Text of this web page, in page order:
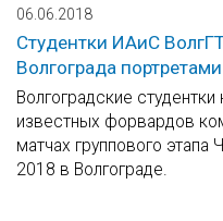
06.06.2018
Студентки ИАиС
Волгограда
Волгоградские
известных форвардов
матчах группового
2018 в Волгограде.